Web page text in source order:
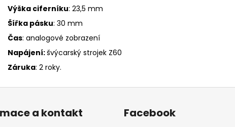
Výška ciferníku: 23,5 mm
Šířka pásku: 30 mm
Čas: analogové zobrazení
Napájení:švýcarský strojek Z60
Záruka: 2 roky.
a kontakt Facebook